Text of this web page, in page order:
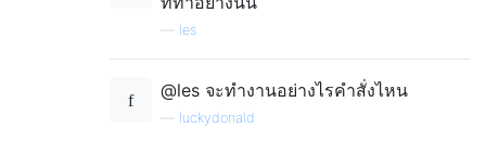
les
@les จะทำงานอย่างไรคำสั่งไหน
luckydonald